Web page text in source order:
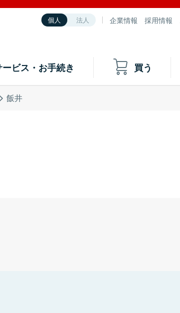
個人 法人 企業情報 採用情報
ービス・お手続き 買う
飯井